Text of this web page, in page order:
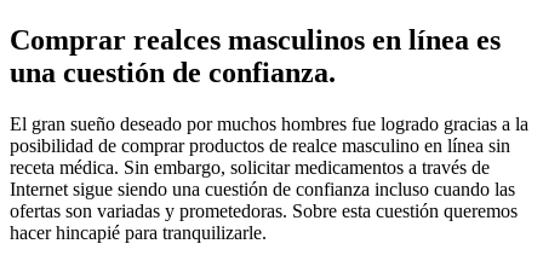
Comprar realces masculinos en línea es
una cuestión de confianza.
El gran sueño deseado por muchos hombres fue logrado gracias a la
posibilidad de comprar productos de realce masculino en línea sin
receta médica. Sin embargo, solicitar medicamentos a través de
Internet sigue siendo una cuestión de confianza incluso cuando las
ofertas son variadas y prometedoras. Sobre esta cuestión queremos
hacer hincapié para tranquilizarle.